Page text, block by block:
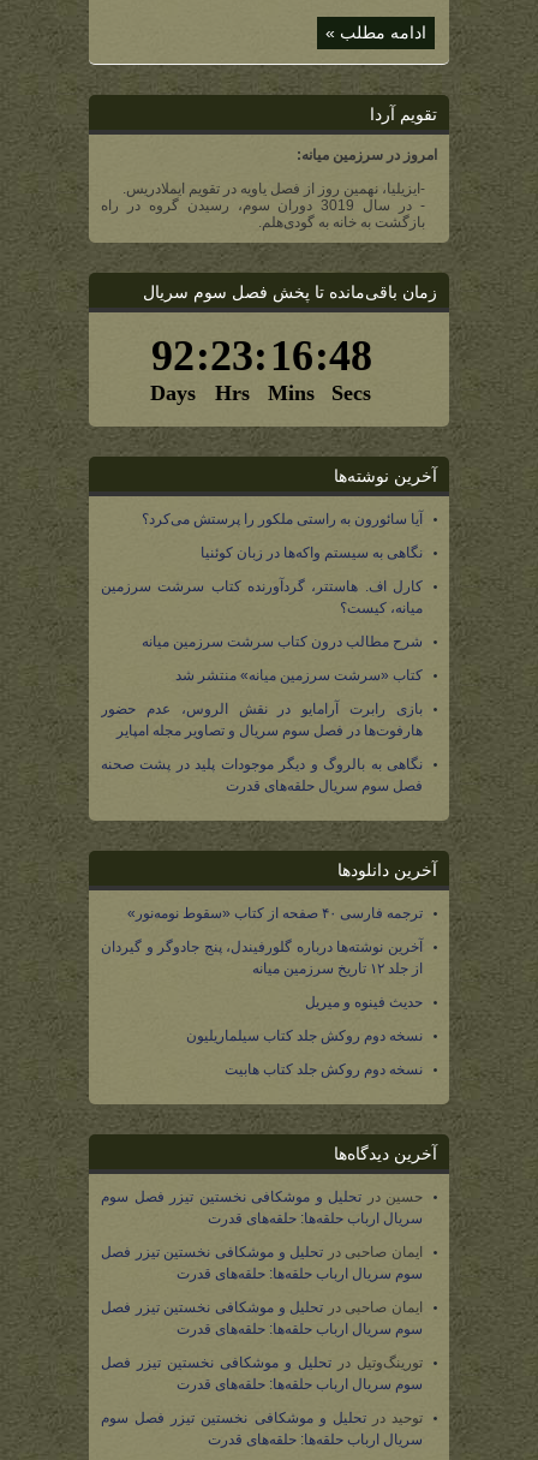
ادامه مطلب »
تقویم آردا
امروز در سرزمین میانه:
-ایزیلیا، نهمین روز از فصل یاویه در تقویم ایملادریس.
- در سال 3019 دوران سوم، رسیدن گروه در راه
بازگشت به خانه به گودی‌هلم.
زمان باقی‌مانده تا پخش فصل سوم سریال
آخرین نوشته‌ها
آیا سائورون به راستی ملکور را پرستش می‌کرد؟
نگاهی به سیستم واکه‌ها در زبان کوئنیا
کارل اف. هاستتر، گردآورنده کتاب سرشت سرزمین
میانه، کیست؟
شرح مطالب درون کتاب سرشت سرزمین میانه
کتاب «سرشت سرزمین میانه» منتشر شد
بازی رابرت آرامایو در نقش الروس، عدم حضور
هارفوت‌ها در فصل سوم سریال و تصاویر مجله امپایر
نگاهی به بالروگ و دیگر موجودات پلید در پشت صحنه
فصل سوم سریال حلقه‌های قدرت
آخرین دانلودها
ترجمه فارسی ۴۰ صفحه از کتاب «سقوط نومه‌نور»
آخرین نوشته‌ها درباره گلورفیندل، پنج جادوگر و گیردان
از جلد ۱۲ تاریخ سرزمین میانه
حدیث فینوه و میریل
نسخه دوم روکش جلد کتاب سیلماریلیون
نسخه دوم روکش جلد کتاب هابیت
آخرین دیدگاه‌ها
حسین در تحلیل و موشکافی نخستین تیزر فصل سوم
سریال ارباب حلقه‌ها: حلقه‌های قدرت
ایمان صاحبی در تحلیل و موشکافی نخستین تیزر فصل
سوم سریال ارباب حلقه‌ها: حلقه‌های قدرت
ایمان صاحبی در تحلیل و موشکافی نخستین تیزر فصل
سوم سریال ارباب حلقه‌ها: حلقه‌های قدرت
تورینگ‌وتیل در تحلیل و موشکافی نخستین تیزر فصل
سوم سریال ارباب حلقه‌ها: حلقه‌های قدرت
توحید درتحلیل و موشکافی نخستین تیزر فصل سوم
سریال ارباب حلقه‌ها: حلقه‌های قدرت